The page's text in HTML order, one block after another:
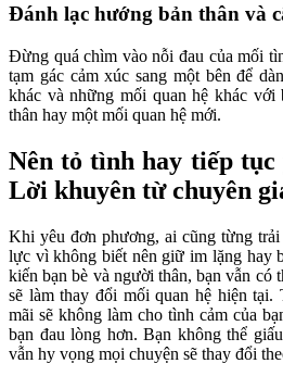
Đánh lạc hướng bản thân và
Đừng quá chìm vào nỗi đau của mối
tạm gác cảm xúc sang một bên để
khác và những mối quan hệ khác với
thân hay một mối quan hệ mới.
Nên tỏ tình hay tiếp tục
Lời khuyên từ chuyên
Khi yêu đơn phương, ai cũng từng
lực vì không biết nên giữ im lặng hay
kiến bạn bè và người thân, bạn vẫn có
sẽ làm thay đổi mối quan hệ hiện
mãi sẽ không làm cho tình cảm của
bạn đau lòng hơn. Bạn không thể
vẫn hy vọng mọi chuyện sẽ thay đổi